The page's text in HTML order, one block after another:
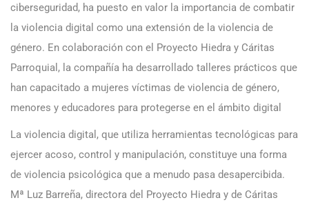
ciberseguridad, ha puesto en valor la importancia de combatir
la violencia digital como una extensión de la violencia de
género. En colaboración con el Proyecto Hiedra y Cáritas
Parroquial, la compañía ha desarrollado talleres prácticos que
han capacitado a mujeres víctimas de violencia de género,
menores y educadores para protegerse en el ámbito digital
La violencia digital, que utiliza herramientas tecnológicas para
ejercer acoso, control y manipulación, constituye una forma
de violencia psicológica que a menudo pasa desapercibida.
Mª Luz Barreña, directora del Proyecto Hiedra y de Cáritas